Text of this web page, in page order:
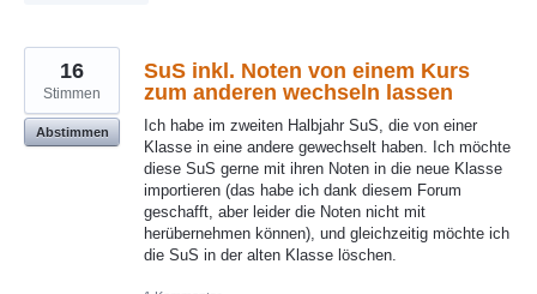
SuS inkl. Noten von einem Kurs
zum anderen wechseln lassen
Ich habe im zweiten Halbjahr SuS, die von einer
Klasse in eine andere gewechselt haben. Ich möchte
diese SuS gerne mit ihren Noten in die neue Klasse
importieren (das habe ich dank diesem Forum
geschafft, aber leider die Noten nicht mit
herübernehmen können), und gleichzeitig möchte ich
die SuS in der alten Klasse löschen.
16
Stimmen
Abstimmen